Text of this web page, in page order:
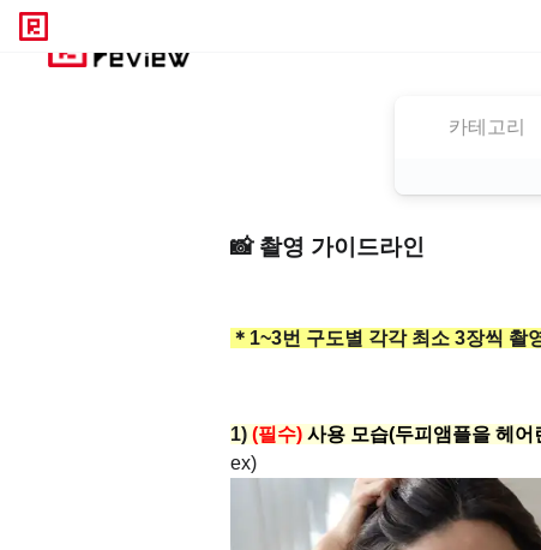
카테고리
📸 촬영 가이드라인
＊1~3번 구도별 각각 최소 3장씩 촬
1) (필수) 사용 모습(두피앰플을 헤
ex)